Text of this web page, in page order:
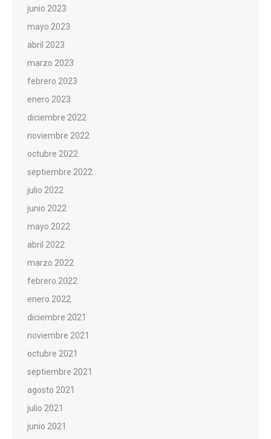
junio 2023
mayo 2023
abril 2023
marzo 2023
febrero 2023
enero 2023
diciembre 2022
noviembre 2022
octubre 2022
septiembre 2022
julio 2022
junio 2022
mayo 2022
abril 2022
marzo 2022
febrero 2022
enero 2022
diciembre 2021
noviembre 2021
octubre 2021
septiembre 2021
agosto 2021
julio 2021
junio 2021